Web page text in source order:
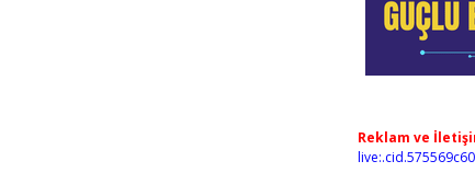
Reklam ve